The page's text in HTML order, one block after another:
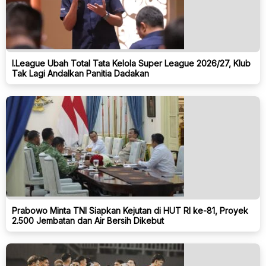
I.League Ubah Total Tata Kelola Super League 2026/27, Klub
Tak Lagi Andalkan Panitia Dadakan
Prabowo Minta TNI Siapkan Kejutan di HUT RI ke-81, Proyek
2.500 Jembatan dan Air Bersih Dikebut